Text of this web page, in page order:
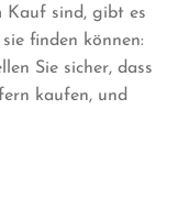
Kauf sind, gibt es
finden können:
Sie sicher, dass
kaufen, und